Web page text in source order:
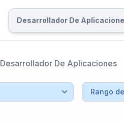
Desarrollador De Aplicaciones